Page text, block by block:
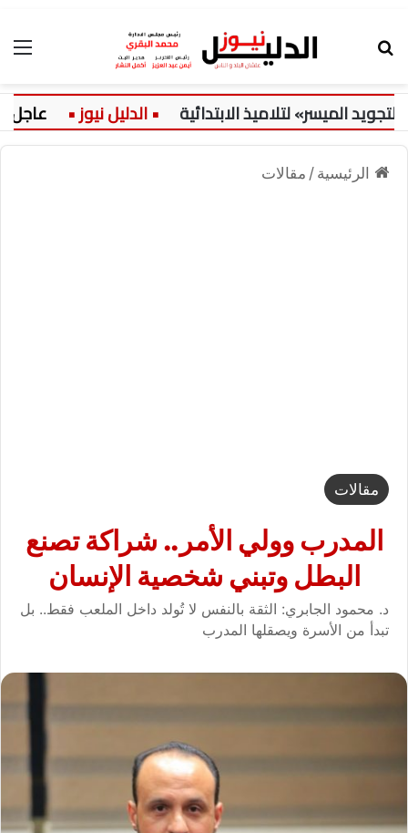
الميسر» لتلاميذ الابتدائية عاجل:
الرئيسية / مقالات
مقالات
المدرب وولي الأمر.. شراكة تصنع
البطل وتبني شخصية الإنسان
د. محمود الجابري: الثقة بالنفس لا تُولد داخل الملعب فقط.. بل
تبدأ من الأسرة ويصقلها المدرب